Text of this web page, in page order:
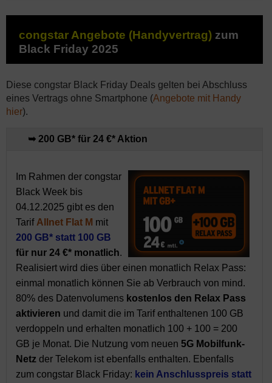
congstar Angebote (Handyvertrag) zum
Black Friday 2025
Diese congstar Black Friday Deals gelten bei Abschluss
eines Vertrags ohne Smartphone (Angebote mit Handy
hier).
➥ 200 GB* für 24 €* Aktion
Im Rahmen der congstar
Black Week bis
04.12.2025 gibt es den
Tarif Allnet Flat M mit
200 GB* statt 100 GB
für nur 24 €* monatlich.
Realisiert wird dies über einen monatlich Relax Pass:
einmal monatlich können Sie ab Verbrauch von mind.
80% des Datenvolumens kostenlos den Relax Pass
aktivieren und damit die im Tarif enthaltenen 100 GB
verdoppeln und erhalten monatlich 100 + 100 = 200
GB je Monat. Die Nutzung vom neuen 5G Mobilfunk-
Netz der Telekom ist ebenfalls enthalten. Ebenfalls
zum congstar Black Friday: kein Anschlusspreis statt